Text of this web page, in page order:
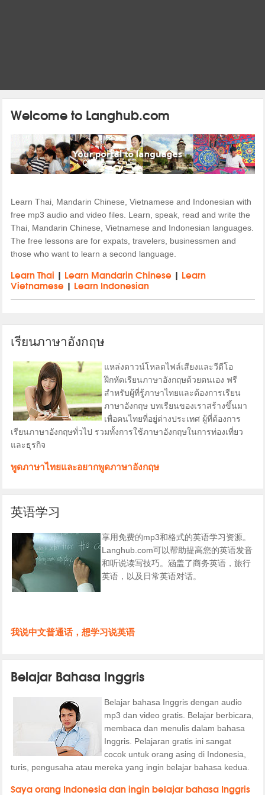
Welcome to Langhub.com
Learn Thai, Mandarin Chinese, Vietnamese and Indonesian with
free mp3 audio and video files. Learn, speak, read and write the
Thai, Mandarin Chinese, Vietnamese and Indonesian languages.
The free lessons are for expats, travelers, businessmen and
those who want to learn a second language.
Learn Thai | Learn Mandarin Chinese | Learn
Vietnamese | Learn Indonesian
เรียนภาษาอังกฤษ
แหล่งดาวน์โหลดไฟล์เสียงและวีดีโอ
ฝึกหัดเรียนภาษาอังกฤษด้วยตนเอง ฟรี
สำหรับผู้ที่รู้ภาษาไทยและต้องการเรียน
ภาษาอังกฤษ บทเรียนของเราสร้างขึ้นมา
เพื่อคนไทยที่อยู่ต่างประเทศ ผู้ที่ต้องการ
เรียนภาษาอังกฤษทั่วไป รวมทั้งการใช้ภาษาอังกฤษในการท่องเที่ยว
และธุรกิจ
พูดภาษาไทยและอยากพูดภาษาอังกฤษ
英语学习
享用免费的mp3和格式的英语学习资源。
Langhub.com可以帮助提高您的英语发音
和听说读写技巧。涵盖了商务英语，旅行
英语，以及日常英语对话。
我说中文普通话，想学习说英语
Belajar Bahasa Inggris
Belajar bahasa Inggris dengan audio
mp3 dan video gratis. Belajar berbicara,
membaca dan menulis dalam bahasa
Inggris. Pelajaran gratis ini sangat
cocok untuk orang asing di Indonesia,
turis, pengusaha atau mereka yang ingin belajar bahasa kedua.
Saya orang Indonesia dan ingin belajar bahasa Inggris